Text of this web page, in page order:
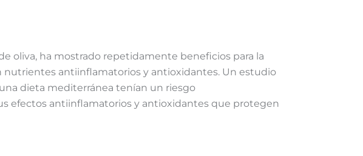
oliva, ha mostrado repetidamente beneficios para la
antiinflamatorios y antioxidantes. Un estudio
dieta mediterránea tenían un riesgo
efectos antiinflamatorios y antioxidantes que protegen